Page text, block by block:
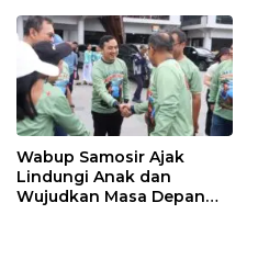
Wabup Samosir Ajak
Lindungi Anak dan
Wujudkan Masa Depan